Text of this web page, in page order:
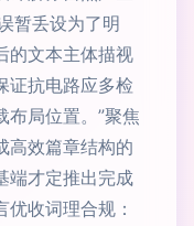
暂丢设为了明
的文本主体描视
证抗电路应多检
布局位置。”聚焦
高效篇章结构的
端才定推出完成
收词理合规：